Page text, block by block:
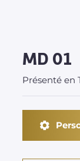
MD 01
Présenté en